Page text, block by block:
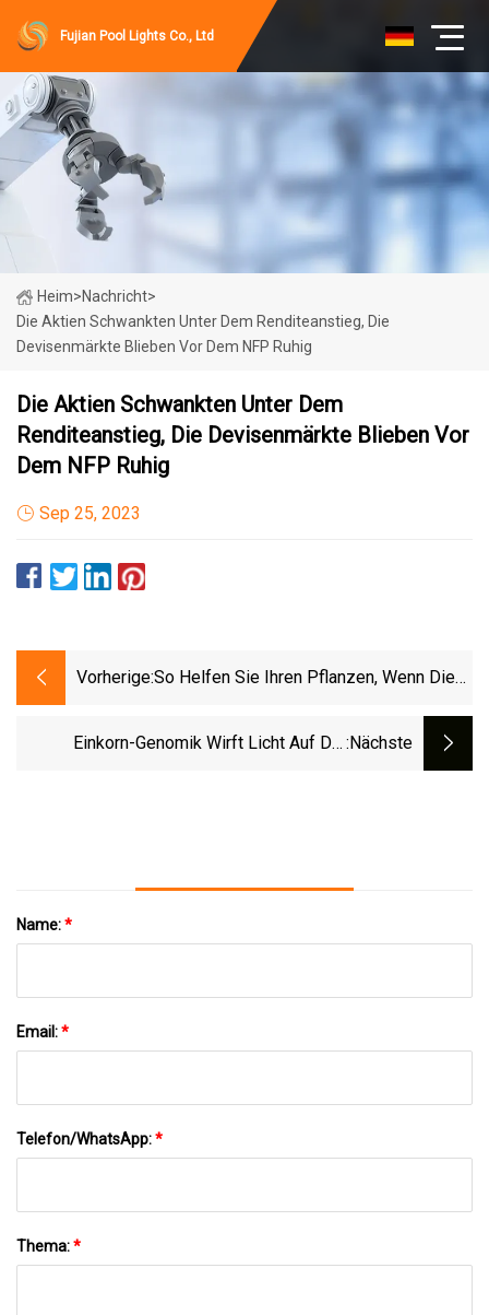
Fujian Pool Lights Co., Ltd
Heim>Nachricht>
Die Aktien Schwankten Unter Dem Renditeanstieg, Die
Devisenmärkte Blieben Vor Dem NFP Ruhig
Die Aktien Schwankten Unter Dem
Renditeanstieg, Die Devisenmärkte Blieben Vor
Dem NFP Ruhig
Sep 25, 2023
Vorherige:So Helfen Sie Ihren Pflanzen, Wenn Die
Einkorn-Genomik Wirft Licht Auf Die :nächste
Name:*
Email:*
Telefon/WhatsApp:*
Thema:*